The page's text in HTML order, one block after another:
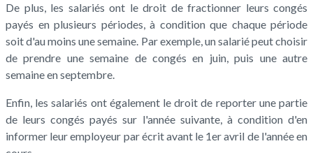
De plus, les salariés ont le droit de fractionner leurs congés
payés en plusieurs périodes, à condition que chaque période
soit d'au moins une semaine. Par exemple, un salarié peut choisir
de prendre une semaine de congés en juin, puis une autre
semaine en septembre.
Enfin, les salariés ont également le droit de reporter une partie
de leurs congés payés sur l'année suivante, à condition d'en
informer leur employeur par écrit avant le 1er avril de l'année en